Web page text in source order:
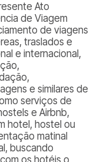
Ato
de Viagem
de viagens
traslados e
e internacional,
e similares de
serviços de
e Airbnb,
hotel, hostel ou
matinal
buscando
os hotéis o